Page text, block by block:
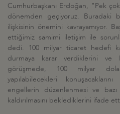
Cumhurbaşkanı Erdoğan, "Pek
dönemden geçiyoruz. Buradaki
ilişkisinin önemini kavrayamıyor.
ettiğimiz samimi iletişim ile
dedi. 100 milyar ticaret hedefi
durmaya karar verdiklerini ve
görüşmede, 100 milyar
yapılabilecekleri
engellerin düzenlenmesi ve
kaldırılmasını beklediklerini ifade